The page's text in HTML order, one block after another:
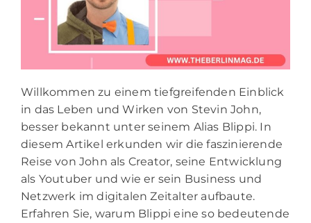
Willkommen zu einem tiefgreifenden Einblick
in das Leben und Wirken von Stevin John,
besser bekannt unter seinem Alias Blippi. In
diesem Artikel erkunden wir die faszinierende
Reise von John als Creator, seine Entwicklung
als Youtuber und wie er sein Business und
Netzwerk im digitalen Zeitalter aufbaute.
Erfahren Sie, warum Blippi eine so bedeutende